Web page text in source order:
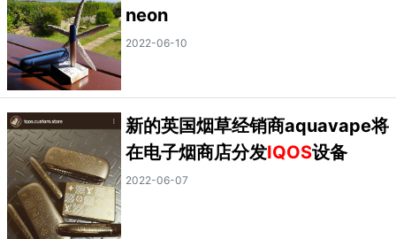
neon
2022-06-10
新的英国烟草经销商aquavape将
在电子烟商店分发IQOS设备
2022-06-07